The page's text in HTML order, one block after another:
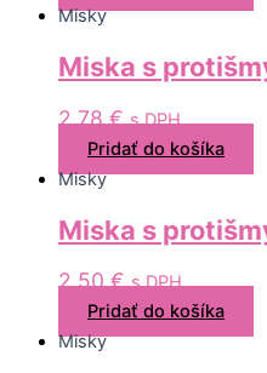
Misky
Miska s
2,78€ s DPH
Pridať do košíka
Misky
Miska s
2,50€ s DPH
Pridať do košíka
Misky